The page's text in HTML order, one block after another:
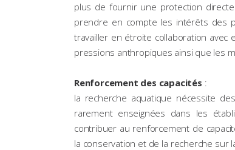
plus de fournir une protection
prendre en compte les intérêts des
travailler en étroite collaboration
pressions anthropiques ainsi que les
Renforcement des capacités :
la recherche aquatique nécessite
rarement enseignées dans les
contribuer au renforcement de
la conservation et de la recherche sur